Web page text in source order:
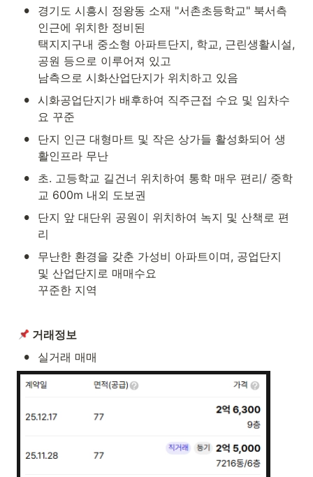
•
경기도 시흥시 정왕동 소재 "서촌초등학교" 북서측
인근에 위치한 정비된
택지지구내 중소형 아파트단지, 학교, 근린생활시설,
공원 등으로 이루어져 있고
남측으로 시화산업단지가 위치하고 있음
• 시화공업단지가 배후하여 직주근접 수요 및 임차수
요 꾸준
•
단지 인근 대형마트 및 작은 상가들 활성화되어 생
활인프라 무난
•
초. 고등학교 길건너 위치하여 통학 매우 편리/ 중학
교 600m 내외 도보권
•
단지 앞 대단위 공원이 위치하여 녹지 및 산책로 편
리
•
무난한 환경을 갖춘 가성비 아파트이며, 공업단지
및 산업단지로 매매수요
꾸준한 지역
거래정보
• 실거래 매매